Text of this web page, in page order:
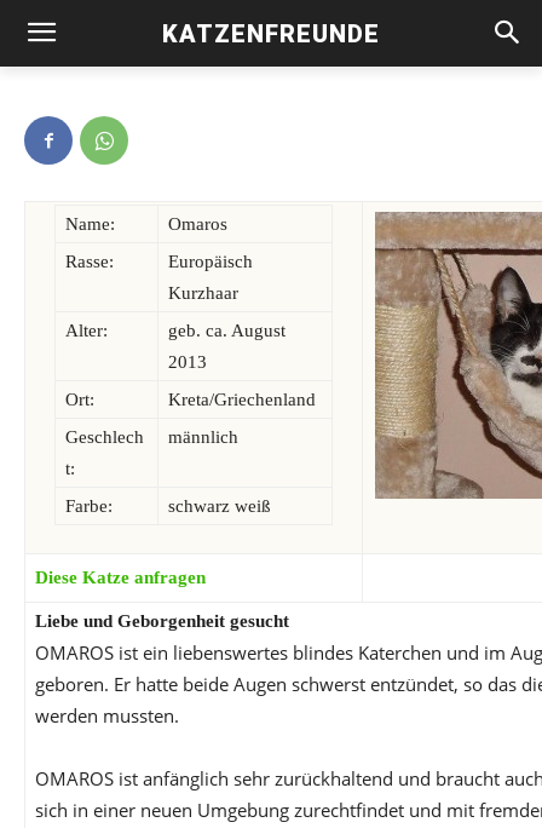
KATZENFREUNDE
Omaros -vermittelt-
Name:
Omaros
Rasse:
Europäisch
Kurzhaar
Alter:
geb. ca. August
2013
Ort:
Kreta/Griechenland
Geschlech
t:
männlich
Farbe: schwarz weiß
Diese Katze anfragen
Liebe und Geborgenheit gesucht
OMAROS ist ein liebenswertes blindes Katerchen und im
geboren. Er hatte beide Augen schwerst entzündet, so das
werden mussten.
OMAROS ist anfänglich sehr zurückhaltend und braucht
sich in einer neuen Umgebung zurechtfindet und mit